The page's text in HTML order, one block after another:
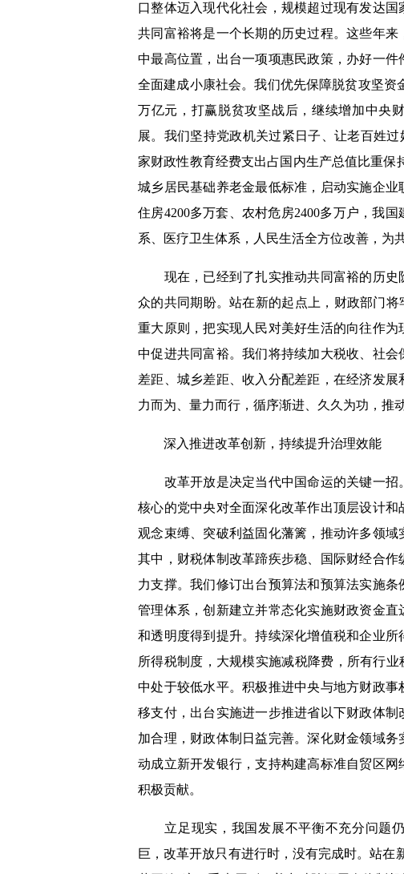
口整体迈入现代化社会，规模超过现有发达
共同富裕将是一个长期的历史过程。这些年
中最高位置，出台一项项惠民政策，办好一
全面建成小康社会。我们优先保障脱贫攻坚
万亿元，打赢脱贫攻坚战后，继续增加中央
展。我们坚持党政机关过紧日子、让老百姓
家财政性教育经费支出占国内生产总值比重保
城乡居民基础养老金最低标准，启动实施企
住房4200多万套、农村危房2400多万户，我
系、医疗卫生体系，人民生活全方位改善，为
现在，已经到了扎实推动共同富裕的历史
众的共同期盼。站在新的起点上，财政部门
重大原则，把实现人民对美好生活的向往作
中促进共同富裕。我们将持续加大税收、社
差距、城乡差距、收入分配差距，在经济发
力而为、量力而行，循序渐进、久久为功，推
深入推进改革创新，持续提升治理效能
改革开放是决定当代中国命运的关键一招
核心的党中央对全面深化改革作出顶层设计
观念束缚、突破利益固化藩篱，推动许多领域
其中，财税体制改革蹄疾步稳、国际财经合
力支撑。我们修订出台预算法和预算法实施
管理体系，创新建立并常态化实施财政资金
和透明度得到提升。持续深化增值税和企业
所得税制度，大规模实施减税降费，所有行
中处于较低水平。积极推进中央与地方财政
移支付，出台实施进一步推进省以下财政体
加合理，财政体制日益完善。深化财金领域
动成立新开发银行，支持构建高标准自贸区
积极贡献。
立足现实，我国发展不平衡不充分问题仍
巨，改革开放只有进行时，没有完成时。站在